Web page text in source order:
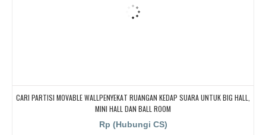
CARI PARTISI MOVABLE WALLPENYEKAT RUANGAN KEDAP SUARA UNTUK BIG HALL,
MINI HALL DAN BALL ROOM
Rp (Hubungi CS)